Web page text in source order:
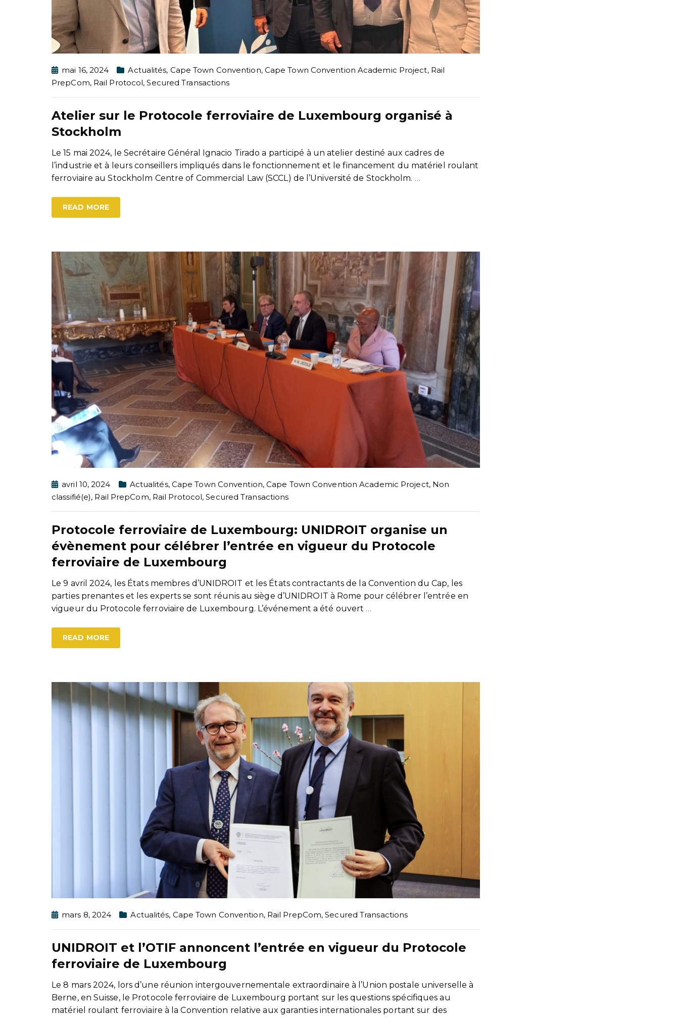
mai 16, 2024 Actualités, Cape Town Convention, Cape Town Convention Academic Project, Rail
PrepCom, Rail Protocol,Secured Transactions
Atelier sur le Protocole ferroviaire de Luxembourg organisé à
Stockholm
Le 15 mai 2024, le Secrétaire Général Ignacio Tirado a participé à un atelier destiné aux cadres de
l’industrie et à leurs conseillers impliqués dans le fonctionnement et le financement du matériel roulant
ferroviaire au Stockholm Centre of Commercial Law (SCCL) de l’Université de Stockholm. …
READ MORE
avril 10, 2024 Actualités, Cape Town Convention,Cape Town Convention Academic Project, Non
classifié(e), Rail PrepCom, Rail Protocol,Secured Transactions
Protocole ferroviaire de Luxembourg: UNIDROIT organise un
évènement pour célébrer l’entrée en vigueur du Protocole
ferroviaire de Luxembourg
Le 9 avril 2024, les États membres d’UNIDROIT et les États contractants de la Convention du Cap, les
parties prenantes et les experts se sont réunis au siège d’UNIDROIT à Rome pour célébrer l’entrée en
vigueur du Protocole ferroviaire de Luxembourg. L’événement a été ouvert …
READ MORE
mars 8, 2024 Actualités, Cape Town Convention, Rail PrepCom,Secured Transactions
UNIDROIT et l’OTIF annoncent l’entrée en vigueur du Protocole
ferroviaire de Luxembourg
Le 8 mars 2024, lors d’une réunion intergouvernementale extraordinaire à l’Union postale universelle à
Berne, en Suisse, le Protocole ferroviaire de Luxembourg portant sur les questions spécifiques au
matériel roulant ferroviaire à la Convention relative aux garanties internationales portant sur des